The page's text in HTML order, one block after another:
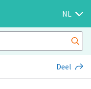
NL
Deel